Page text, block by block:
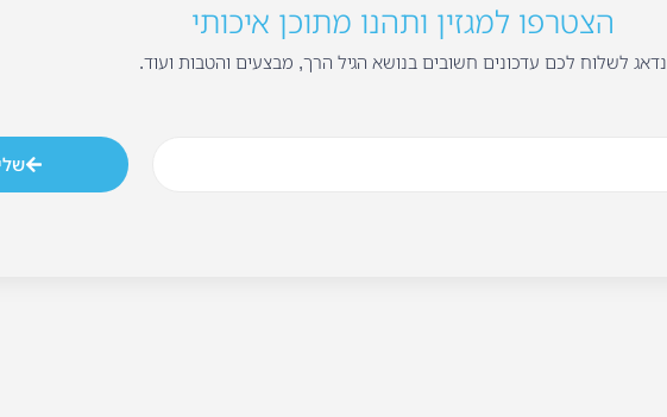
הצטרפו למגזין ותהנו מתוכן איכותי
נדאג לשלוח לכם עדכונים חשובים בנושא הגיל הרך, מבצעים והטבות ועוד.